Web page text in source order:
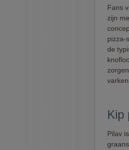
Fans
zijn
pizza-
de
Kip
Pilav